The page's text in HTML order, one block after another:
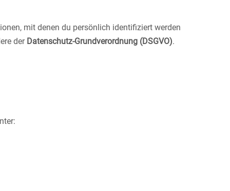
mit denen du persönlich identifiziert werden
der Datenschutz-Grundverordnung (DSGVO).